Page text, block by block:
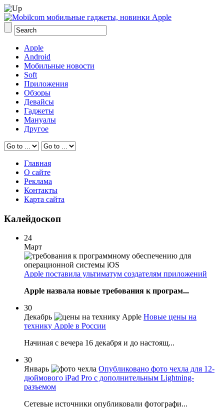
Apple
Android
Мобильные новости
Soft
Приложения
Обзоры
Девайсы
Гаджеты
Мануалы
Другое
Главная
О сайте
Реклама
Контакты
Карта сайта
Калейдоскоп
24
Март
Apple поставила ультиматум создателям приложений
Apple назвала новые требования к програм...
30
Декабрь
Новые цены на
технику Apple в России
Начиная с вечера 16 декабря и до настоящ...
30
Январь
Опубликовано фото чехла для 12-
дюймового iPad Pro с дополнительным Lightning-
разъемом
Сетевые источники опубликовали фотографи...